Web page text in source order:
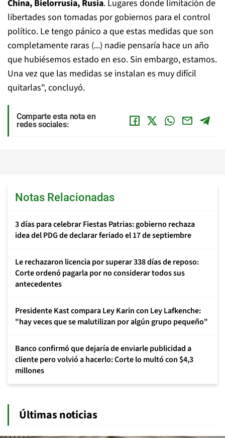
China, Bielorrusia, Rusia. Lugares donde limitación de
libertades son tomadas por gobiernos para el control
político. Le tengo pánico a que estas medidas que son
completamente raras (...) nadie pensaría hace un año
que hubiésemos estado en eso. Sin embargo, estamos.
Una vez que las medidas se instalan es muy difícil
quitarlas", concluyó.
Comparte esta nota en
redes sociales:
Notas Relacionadas
3 días para celebrar Fiestas Patrias: gobierno rechaza
idea del PDG de declarar feriado el 17 de septiembre
Le rechazaron licencia por superar 338 días de reposo:
Corte ordenó pagarla por no considerar todos sus
antecedentes
Presidente Kast compara Ley Karin con Ley Lafkenche:
"hay veces que se malutilizan por algún grupo pequeño"
Banco confirmó que dejaría de enviarle publicidad a
cliente pero volvió a hacerlo: Corte lo multó con $4,3
millones
Últimas noticias